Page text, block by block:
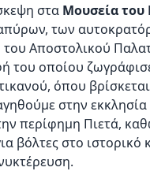
στα Μουσεία του
των
Αποστολικού
του οποίου
όπου βρίσκεται
στην
περίφημη Πιετά,
βόλτες στο ιστορικό